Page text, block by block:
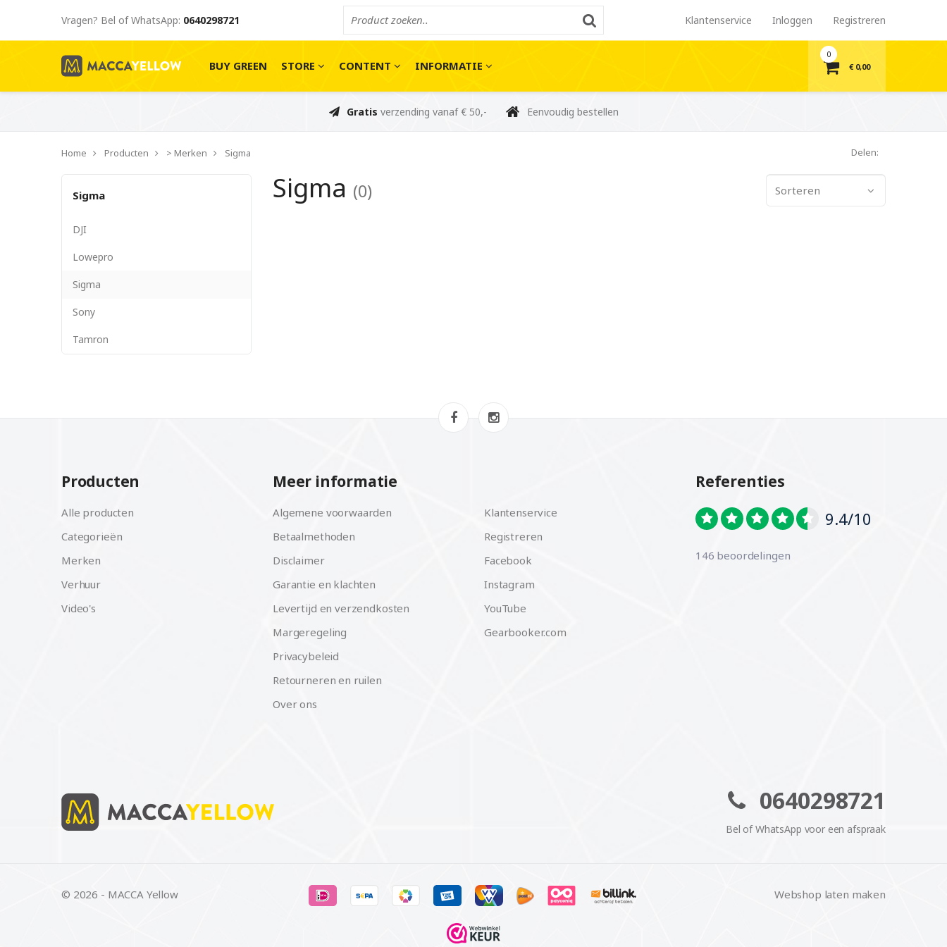
Vragen? Bel of WhatsApp: 0640298721 Klantenservice Inloggen Registreren
BUY GREEN STORE CONTENT INFORMATIE
0
€ 0,00
Gratis verzending vanaf € 50,- Eenvoudig bestellen
Home Producten > Merken Sigma Delen:
Sigma
DJI
Lowepro
Sigma
Sony
Tamron
Sorteren
Sigma (0)
Producten
Alle producten
Categorieën
Merken
Verhuur
Video's
Meer informatie
Algemene voorwaarden
Betaalmethoden
Disclaimer
Garantie en klachten
Levertijd en verzendkosten
Margeregeling
Privacybeleid
Retourneren en ruilen
Over ons
Klantenservice
Registreren
Facebook
Instagram
YouTube
Gearbooker.com
Referenties
9.4/10
146 beoordelingen
0640298721
Bel of WhatsApp voor een afspraak
© 2026 - MACCA Yellow Webshop laten maken